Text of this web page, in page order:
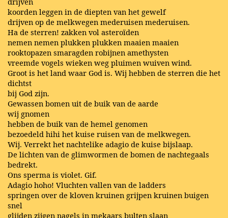
koorden leggen in de diepten van het gewelf
drijven op de melkwegen mederuisen mederuisen.
Ha de sterren! zakken vol asteroïden
nemen nemen plukken plukken maaien maaien
rooktopazen smaragden robijnen amethysten
vreemde vogels wieken weg pluimen wuiven wind.
Groot is het land waar God is. Wij hebben de sterren die het
dichtst
bij God zijn.
Gewassen bomen uit de buik van de aarde
wij gnomen
hebben de buik van de hemel genomen
bezoedeld hihi het kuise ruisen van de melkwegen.
Wij. Verrekt het nachtelike adagio de kuise bijslaap.
De lichten van de glimwormen de bomen de nachtegaals
bedrekt.
Ons sperma is violet. Gif.
Adagio hoho! Vluchten vallen van de ladders
springen over de kloven kruinen grijpen kruinen buigen
snel
glijden zijgen nagels in mekaars bulten slaan